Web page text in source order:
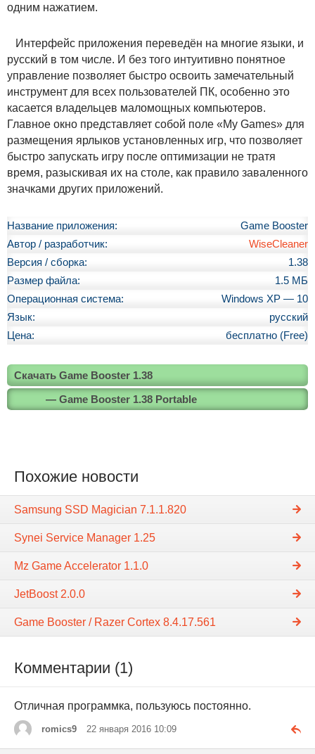
одним нажатием.
Интерфейс приложения переведён на многие языки, и
русский в том числе. И без того интуитивно понятное
управление позволяет быстро освоить замечательный
инструмент для всех пользователей ПК, особенно это
касается владельцев маломощных компьютеров.
Главное окно представляет собой поле «My Games» для
размещения ярлыков установленных игр, что позволяет
быстро запускать игру после оптимизации не тратя
время, разыскивая их на столе, как правило заваленного
значками других приложений.
Название приложения:
Game Booster
Автор / разработчик:
WiseCleaner
Версия / сборка:
1.38
Размер файла:
1.5 МБ
Операционная система:
Windows XP — 10
Язык:
русский
Цена:
бесплатно (Free)
Скачать Game Booster 1.38
— Game Booster 1.38 Portable
Похожие новости
Samsung SSD Magician 7.1.1.820
Synei Service Manager 1.25
Mz Game Accelerator 1.1.0
JetBoost 2.0.0
Game Booster / Razer Cortex 8.4.17.561
Комментарии (1)
Отличная программка, пользуюсь постоянно.
romics9 22 января 2016 10:09